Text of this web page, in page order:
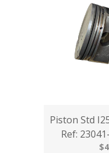
Piston Std
Ref: